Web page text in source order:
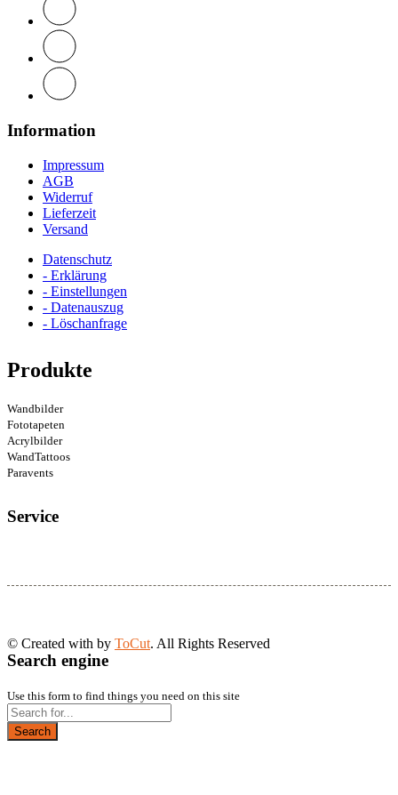
Information
Impressum
AGB
Widerruf
Lieferzeit
Versand
Datenschutz
- Erklärung
- Einstellungen
- Datenauszug
- Löschanfrage
Produkte
Wandbilder
Fototapeten
Acrylbilder
WandTattoos
Paravents
Service
© Created with by ToCut. All Rights Reserved
Search engine
Use this form to find things you need on this site
Search